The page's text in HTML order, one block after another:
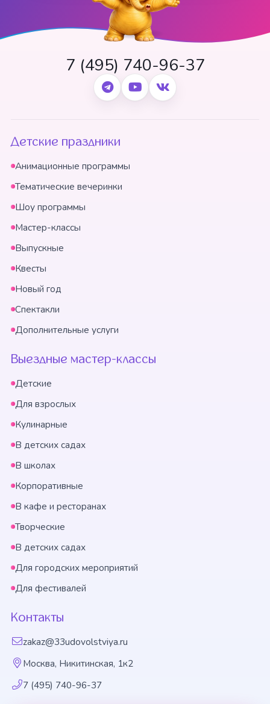
7 (495) 740-96-37
Детские праздники
Анимационные программы
Тематические вечеринки
Шоу программы
Мастер-классы
Выпускные
Квесты
Новый год
Спектакли
Дополнительные услуги
Выездные мастер-классы
Детские
Для взрослых
Кулинарные
В детских садах
В школах
Корпоративные
В кафе и ресторанах
Творческие
В детских садах
Для городских мероприятий
Для фестивалей
Контакты
zakaz@33udovolstviya.ru
Москва, Никитинская, 1к2
7 (495) 740-96-37